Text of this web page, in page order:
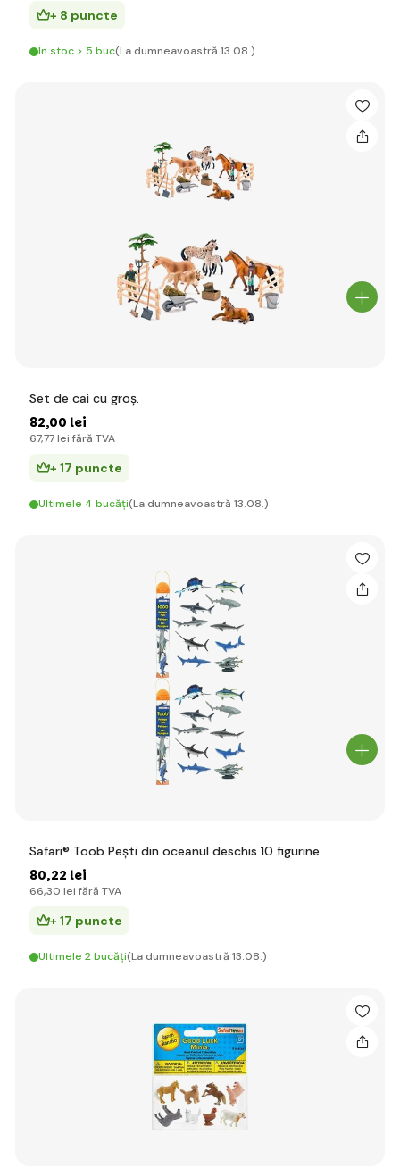
+ 8 puncte
În stoc > 5 buc(La dumneavoastră 13.08.)
Set de cai cu groș.
82,00 lei
67,77 lei fără TVA
+ 17 puncte
Ultimele 4 bucăți(La dumneavoastră 13.08.)
Safari® Toob Pești din oceanul deschis 10 figurine
80,22 lei
66,30 lei fără TVA
+ 17 puncte
Ultimele 2 bucăți(La dumneavoastră 13.08.)